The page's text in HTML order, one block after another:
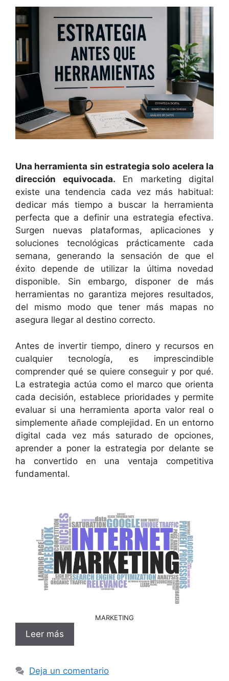
Una herramienta sin estrategia solo acelera la
dirección equivocada. En marketing digital
existe una tendencia cada vez más habitual:
dedicar más tiempo a buscar la herramienta
perfecta que a definir una estrategia efectiva.
Surgen nuevas plataformas, aplicaciones y
soluciones tecnológicas prácticamente cada
semana, generando la sensación de que el
éxito depende de utilizar la última novedad
disponible. Sin embargo, disponer de más
herramientas no garantiza mejores resultados,
del mismo modo que tener más mapas no
asegura llegar al destino correcto.
Antes de invertir tiempo, dinero y recursos en
cualquier tecnología, es imprescindible
comprender qué se quiere conseguir y por qué.
La estrategia actúa como el marco que orienta
cada decisión, establece prioridades y permite
evaluar si una herramienta aporta valor real o
simplemente añade complejidad. En un entorno
digital cada vez más saturado de opciones,
aprender a poner la estrategia por delante se
ha convertido en una ventaja competitiva
fundamental.
MARKETING
Leer más
Deja un comentario